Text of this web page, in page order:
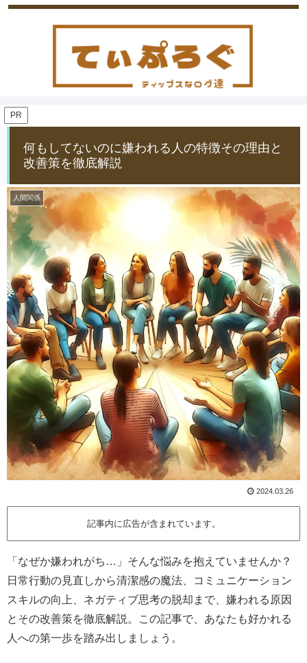
PR
何もしてないのに嫌われる人の特徴その理由と
改善策を徹底解説
人間関係
2024.03.26
記事内に広告が含まれています。
「なぜか嫌われがち…」そんな悩みを抱えていませんか？
日常行動の見直しから清潔感の魔法、コミュニケーション
スキルの向上、ネガティブ思考の脱却まで、嫌われる原因
とその改善策を徹底解説。この記事で、あなたも好かれる
人への第一歩を踏み出しましょう。